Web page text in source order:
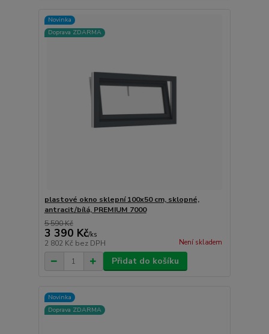
Novinka
Doprava ZDARMA
plastové okno sklepní 100x50 cm, sklopné,
antracit/bílá, PREMIUM 7000
5 590 Kč
3 390 Kč/ks
2 802 Kč bez DPH Není skladem
Přidat do košíku
Novinka
Doprava ZDARMA